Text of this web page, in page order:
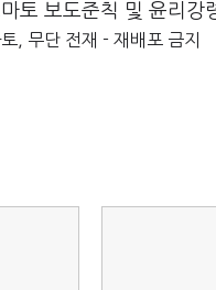
토 보도준칙 및 윤리강
, 무단 전재 - 재배포 금지